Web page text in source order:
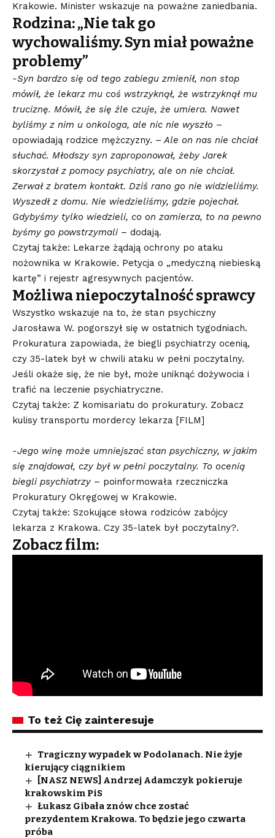
Krakowie. Minister wskazuje na poważne zaniedbania.
Rodzina: „Nie tak go
wychowaliśmy. Syn miał poważne
problemy”
-Syn bardzo się od tego zabiegu zmienił, non stop
mówił, że lekarz mu coś wstrzyknął, że wstrzyknął mu
truciznę. Mówił, że się źle czuje, że umiera. Nawet
byliśmy z nim u onkologa, ale nic nie wyszło –
opowiadają rodzice mężczyzny. – Ale on nas nie chciał
słuchać. Młodszy syn zaproponował, żeby Jarek
skorzystał z pomocy psychiatry, ale on nie chciał.
Zerwał z bratem kontakt. Dziś rano go nie widzieliśmy.
Wyszedł z domu. Nie wiedzieliśmy, gdzie pojechał.
Gdybyśmy tylko wiedzieli, co on zamierza, to na pewno
byśmy go powstrzymali – dodają.
Czytaj także: Lekarze żądają ochrony po ataku
nożownika w Krakowie. Petycja o „medyczną niebieską
kartę” i rejestr agresywnych pacjentów.
Możliwa niepoczytalność sprawcy
Wszystko wskazuje na to, że stan psychiczny
Jarosława W. pogorszył się w ostatnich tygodniach.
Prokuratura zapowiada, że biegli psychiatrzy ocenią,
czy 35-latek był w chwili ataku w pełni poczytalny.
Jeśli okaże się, że nie był, może uniknąć dożywocia i
trafić na leczenie psychiatryczne.
Czytaj także: Z komisariatu do prokuratury. Zobacz
kulisy transportu mordercy lekarza [FILM]
-Jego winę może umniejszać stan psychiczny, w jakim
się znajdował, czy był w pełni poczytalny. To ocenią
biegli psychiatrzy – poinformowała rzeczniczka
Prokuratury Okręgowej w Krakowie.
Czytaj także: Szokujące słowa rodziców zabójcy
lekarza z Krakowa. Czy 35-latek był poczytalny?.
Zobacz film:
To też Cię zainteresuje
Tragiczny wypadek w Podolanach. Nie żyje
kierujący ciągnikiem
[NASZ NEWS] Andrzej Adamczyk pokieruje
krakowskim PiS
Łukasz Gibała znów chce zostać
prezydentem Krakowa. To będzie jego czwarta
próba